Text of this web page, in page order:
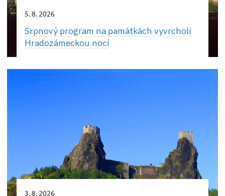
5. 8. 2026
Srpnový program na památkách vyvrcholí
Hradozámeckou nocí
3. 8. 2026